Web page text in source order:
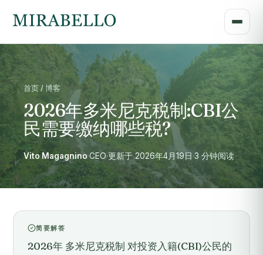
首页 / 博客
2026年多米尼克税制:CBI公
民需要缴纳哪些税?
Vito Magagnino·CEO·更新于 2026年4月19日·3 分钟阅读
简要解答
2026年 多米尼克税制 对投资入籍(CBI)公民的